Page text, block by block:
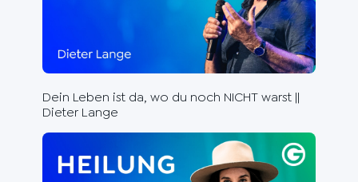
Dein Leben ist da, wo du noch NICHT warst ||
Dieter Lange